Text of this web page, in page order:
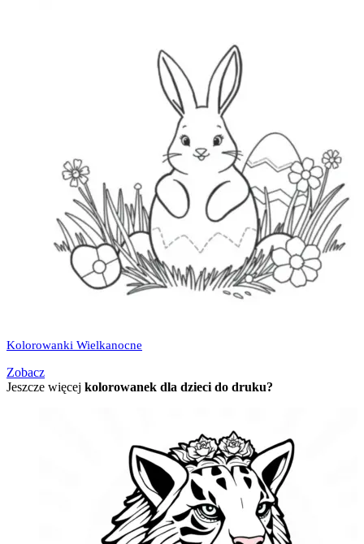
Kolorowanki Wielkanocne
Zobacz
Jeszcze więcej kolorowanek dla dzieci do druku?